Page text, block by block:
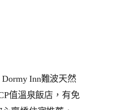
Dormy Inn難波天然
值溫泉飯店，有免